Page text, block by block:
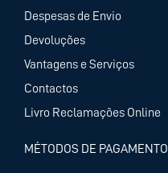
Despesas de Envio
Devoluções
Vantagens e Serviços
Contactos
Livro Reclamações Online
MÉTODOS DE PAGAMENTO